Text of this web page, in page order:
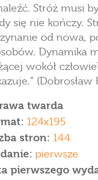
Stróż musi
się nie kończy.
od nowa,
Dynamika
wokół
(Dobrosław
twarda
124x195
stron: 144
pierwsze
pierwszego